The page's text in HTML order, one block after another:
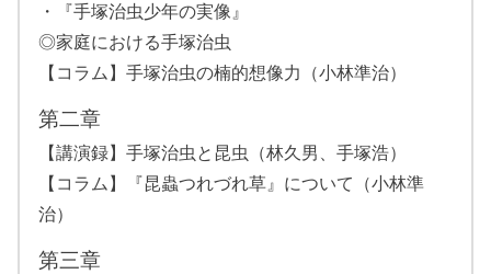
・『手塚治虫少年の実像』
◎家庭における手塚治虫
【コラム】手塚治虫の楠的想像力（小林準治）
第二章
【講演録】手塚治虫と昆虫（林久男、手塚浩）
【コラム】『昆蟲つれづれ草』について（小林準
治）
第三章